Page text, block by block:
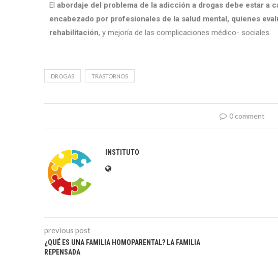
El abordaje del problema de la adicción a drogas debe estar a
encabezado por profesionales de la salud mental, quienes
rehabilitación, y mejoría de las complicaciones médico- sociales.
DROGAS TRASTORNOS
0 comment
INSTITUTO
previous post
¿QUÉ ES UNA FAMILIA HOMOPARENTAL? LA FAMILIA
REPENSADA